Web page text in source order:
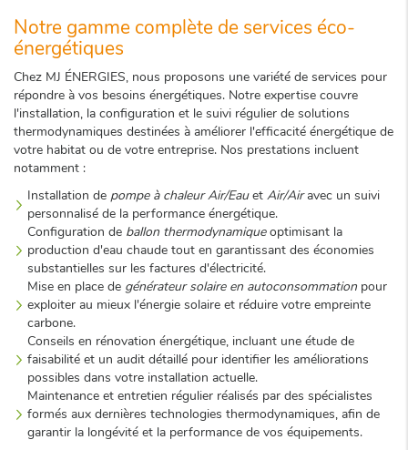
Notre gamme complète de services éco-
énergétiques
Chez MJ ÉNERGIES, nous proposons une variété de services pour
répondre à vos besoins énergétiques. Notre expertise couvre
l'installation, la configuration et le suivi régulier de solutions
thermodynamiques destinées à améliorer l'efficacité énergétique de
votre habitat ou de votre entreprise. Nos prestations incluent
notamment :
Installation de pompe à chaleur Air/Eauet Air/Airavec un suivi
personnalisé de la performance énergétique.
Configuration de ballon thermodynamiqueoptimisant la
production d'eau chaude tout en garantissant des économies
substantielles sur les factures d'électricité.
Mise en place de générateur solaire en autoconsommation pour
exploiter au mieux l'énergie solaire et réduire votre empreinte
carbone.
Conseils en rénovation énergétique, incluant une étude de
faisabilité et un audit détaillé pour identifier les améliorations
possibles dans votre installation actuelle.
Maintenance et entretien régulier réalisés par des spécialistes
formés aux dernières technologies thermodynamiques, afin de
garantir la longévité et la performance de vos équipements.